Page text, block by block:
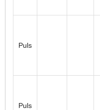
Puls
Puls